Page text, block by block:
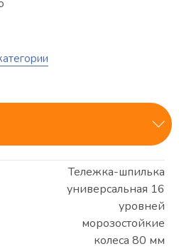
Тележка-шпилька
универсальная 16
уровней
морозостойкие
колеса 80 мм